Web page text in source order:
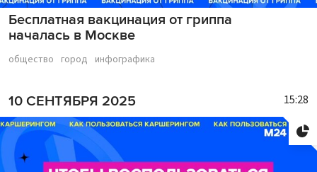
Бесплатная вакцинация от гриппа
началась в Москве
общество город инфографика
10 СЕНТЯБРЯ 2025 15:28